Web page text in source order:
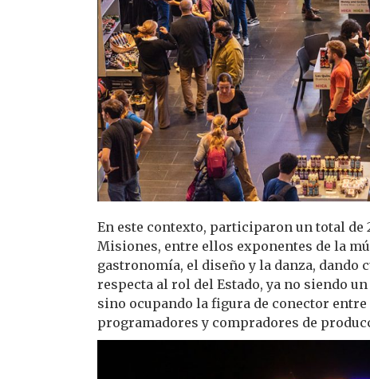
En este contexto, participaron un total
Misiones, entre ellos exponentes de la
gastronomía, el diseño y la danza, dando
respecta al rol del Estado, ya no siendo
sino ocupando la figura de conector
programadores y compradores de